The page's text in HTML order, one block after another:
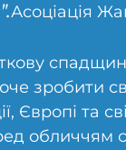
Асоціація
зробити
Європі та
обличчям